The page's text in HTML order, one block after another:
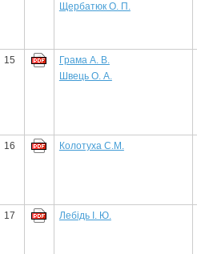
Щербатюк О. П.
15
Грама А. В.
Швець О. А.
16
Колотуха С.М.
17
Лебідь І. Ю.